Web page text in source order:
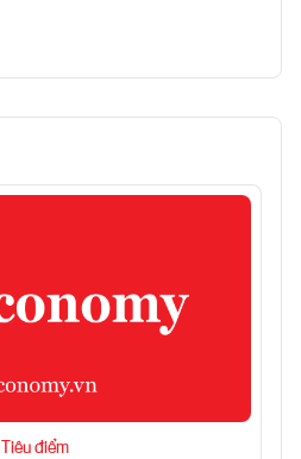
Tiêu điểm